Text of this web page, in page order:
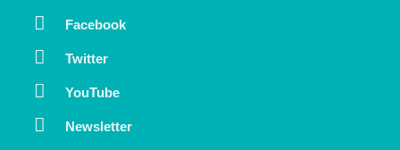
Facebook
Twitter
YouTube
Newsletter